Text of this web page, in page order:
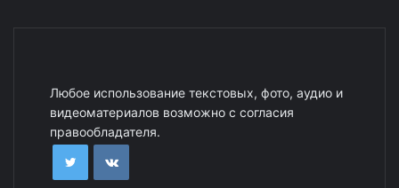
Любое использование текстовых, фото, аудио и
видеоматериалов возможно с согласия
правообладателя.